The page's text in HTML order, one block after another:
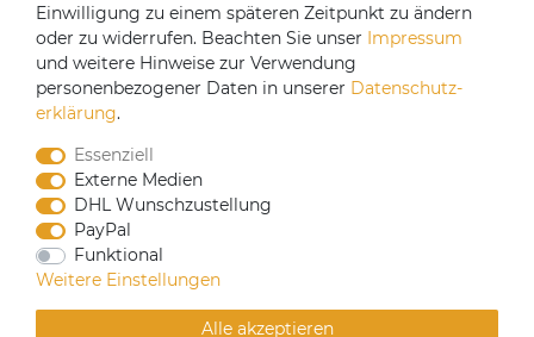
CoffeeB2B hat eine Einkaufsvereinbarung mit
Coffeefair. Sollten Sie den Mindestbestellwert nicht
erreichen, können Sie bei www.coffeefair.de bestellen.
Einwilligung zu einem späteren Zeitpunkt zu ändern
oder zu widerrufen. Beachten Sie unser Impressum
und weitere Hinweise zur Verwendung
personenbezogener Daten in unserer Daten­schutz­
erklärung.
Essenziell
Externe Medien
DHL Wunschzustellung
PayPal
Funktional
Weitere Einstellungen
Alle akzeptieren